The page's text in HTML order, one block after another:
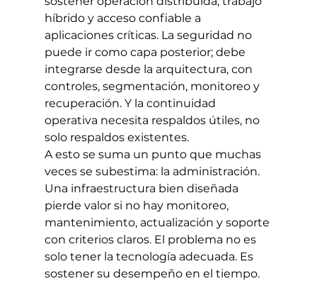
híbrido y acceso confiable a
aplicaciones críticas. La seguridad no
puede ir como capa posterior; debe
integrarse desde la arquitectura, con
controles, segmentación, monitoreo y
recuperación. Y la continuidad
operativa necesita respaldos útiles, no
solo respaldos existentes.
A esto se suma un punto que muchas
veces se subestima: la administración.
Una infraestructura bien diseñada
pierde valor si no hay monitoreo,
mantenimiento, actualización y soporte
con criterios claros. El problema no es
solo tener la tecnología adecuada. Es
sostener su desempeño en el tiempo.